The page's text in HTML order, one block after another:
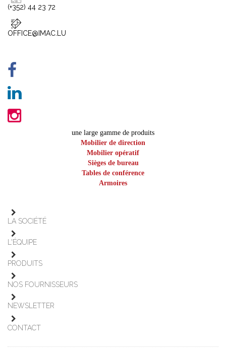
(+352) 44 23 72
OFFICE@IMAC.LU
une large gamme de produits
Mobilier de direction
Mobilier opératif
Sièges de bureau
Tables de conférence
Armoires
LA SOCIÉTÉ
L'ÉQUIPE
PRODUITS
NOS FOURNISSEURS
NEWSLETTER
CONTACT